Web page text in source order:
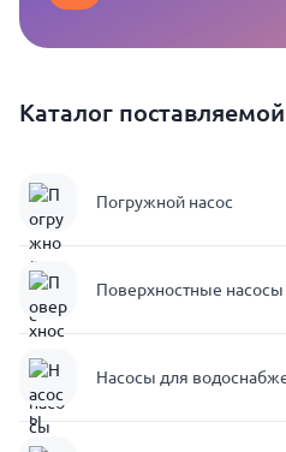
Каталог
Погружной насос
Поверхностные насосы
Насосы для